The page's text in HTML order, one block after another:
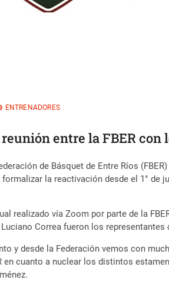
ENTRENADORES
entre la FBER
de Básquet de Entre Ríos
la reactivación desde el 1° de
realizado vía Zoom por parte de la
Correa fueron los representantes
y desde la Federación vemos con
en cuanto a nuclear los distintos